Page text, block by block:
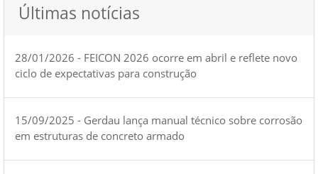
Últimas notícias
28/01/2026 - FEICON 2026 ocorre em abril e reflete novo
ciclo de expectativas para construção
15/09/2025 - Gerdau lança manual técnico sobre corrosão
em estruturas de concreto armado